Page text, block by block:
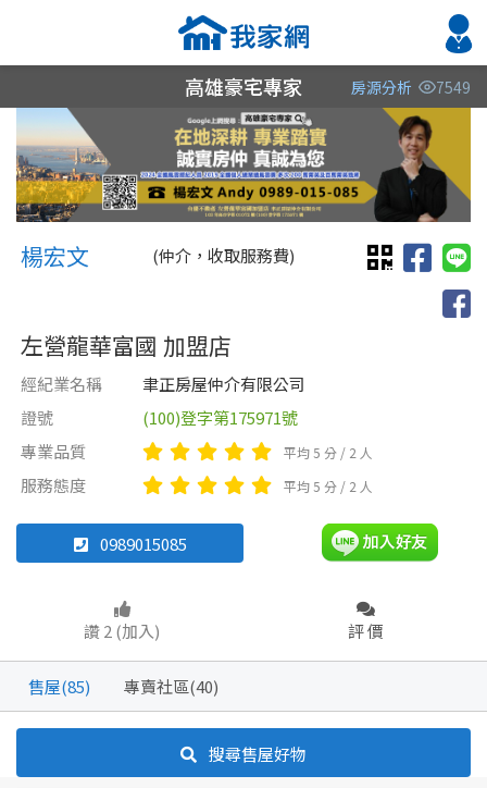
縣市
不限
台南市
區域
不限
不拘 公寓 電梯大樓
透天厝 華廈 店面
不拘
20坪以下
20~30 坪 30~40 坪
50~60 坪
縣市
不限
區域
不限
縣市
不限
區域
不限
不拘 整層住家 獨立套房
雅房 其他住宅 頂讓
車位
20坪以下
高雄豪宅專家 房源分析 7549
楊宏文 楊宏文Andy
楊宏文 (仲介，收取服務費)
左營龍華富國 加盟店
經紀業名稱
聿正房屋仲介有限公司
證號
(100)登字第175971號
專業品質
平均 5 分 / 2 人
服務態度 平均 5 分 / 2 人
0989015085
讚 2 (加入) 評 價
售屋(85) 專賣社區(40)
搜尋售屋好物